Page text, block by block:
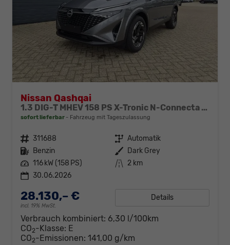
Nissan Qashqai
1.3 DIG-T MHEV 158 PS X-Tronic N-Connecta Teil-Leder PanoGlasdach Klimaautomatik Sitzheizung Lenkradheizung Navi ACC PDC v+h 360°Kamera DAB Bluetooth Touchscreen Apple CarPlay Android Auto 18"LM
sofort lieferbar Fahrzeug mit Tageszulassung
Fahrzeugnr. 311688 Getriebe Automatik
Kraftstoff Benzin Außenfarbe Dark Grey
Leistung 116 kW (158 PS) Kilometerstand 2 km
30.06.2026
28.130,– €
incl. 19% MwSt.
Details
Verbrauch kombiniert: 6,30 l/100km
CO2-Klasse: E
CO2-Emissionen: 141,00 g/km